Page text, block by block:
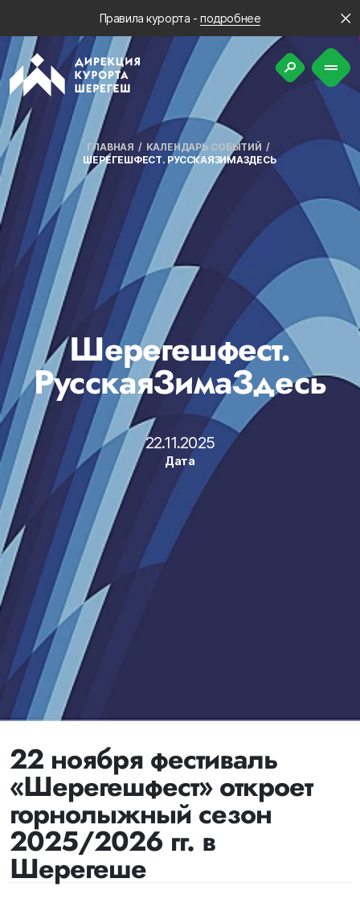
Правила курорта -подробнее
ГЛАВНАЯ
КАЛЕНДАРЬ СОБЫТИЙ
ШЕРЕГЕШФЕСТ. РУССКАЯЗИМАЗДЕСЬ
Шерегешфест.
РусскаяЗимаЗдесь
22.11.2025
Дата
22 ноября фестиваль
«Шерегешфест» откроет
горнолыжный сезон
2025/2026 гг. в
Шерегеше